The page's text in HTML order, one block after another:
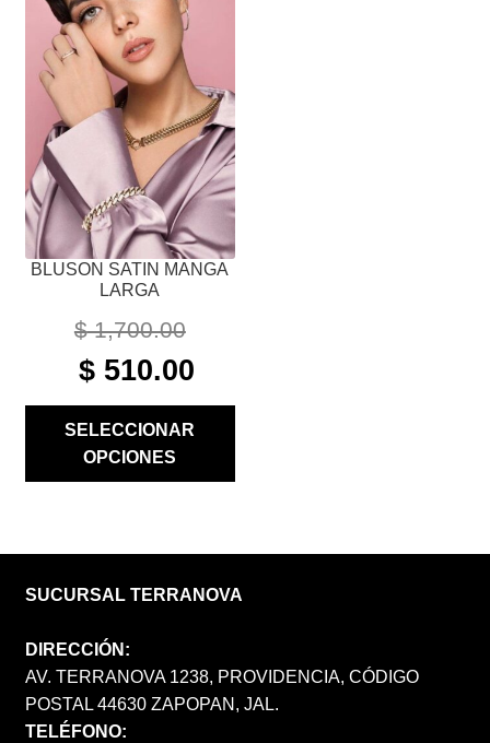
BLUSON SATIN MANGA
LARGA
$1,700.00
ORIGINAL
PRICE
$ 1,700.00.
$ 510.00
SELECCIONAR
OPCIONES
VARIANTES.
LAS
OPCIONES
PUEDEN
ELEGIR
EN
LA
PÁGINA
DE
SUCURSAL TERRANOVA
DIRECCIÓN:
AV. TERRANOVA 1238, PROVIDENCIA, CÓDIGO
POSTAL 44630 ZAPOPAN, JAL.
TELÉFONO: